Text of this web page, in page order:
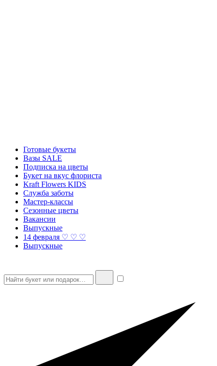
Готовые букеты
Вазы SALE
Подписка на цветы
Букет на вкус флориста
Kraft Flowers KIDS
Служба заботы
Мастер-классы
Сезонные цветы
Вакансии
Выпускные
14 февраля ♡ ♡ ♡
Выпускные